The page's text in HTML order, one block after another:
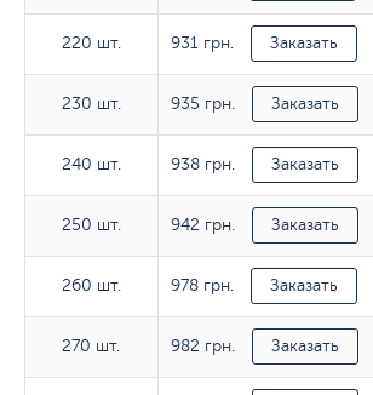
220 шт.
230 шт.
240 шт.
250 шт.
260 шт.
270 шт.
220 шт. 931 грн. Заказать
230 шт. 935 грн. Заказать
240 шт. 938 грн. Заказать
250 шт. 942 грн. Заказать
260 шт. 978 грн. Заказать
270 шт. 982 грн. Заказать